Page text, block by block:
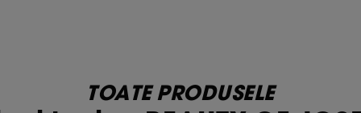
TOATE PRODUSELE